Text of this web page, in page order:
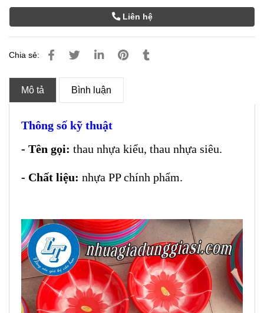
Liên hệ
Chia sẻ:
Mô tả Bình luận
Thông số kỹ thuật
- Tên gọi: thau nhựa kiểu, thau nhựa siêu.
- Chất liệu: nhựa PP chính phẩm.